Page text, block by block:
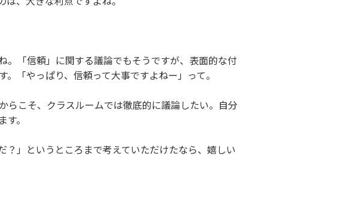
「信頼」に関する議論でもそうですが、表面的な付
「やっぱり、信頼って大事ですよねー」って。
らこそ、クラスルームでは徹底的に議論したい。自分
。
」というところまで考えていただけたなら、嬉しい